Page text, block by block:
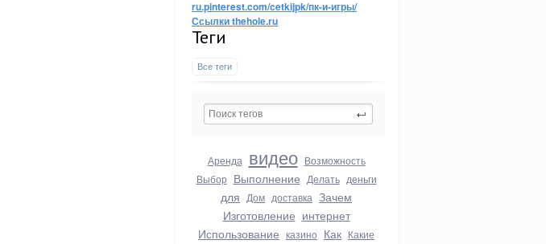
ru.pinterest.com/cetkijpk/пк-и-игры/
Ссылки thehole.ru
Теги
Все теги
Аренда видео Возможность
Выбор Выполнение Делать деньги
для Дом доставка Зачем
Изготовление интернет
Использование казино Как Какие